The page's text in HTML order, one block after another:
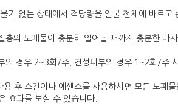
기 없는 상태에서 적당량을 얼굴 전체에 바르고
층의 노폐물이 충분히 일어날 때까지 충분한 마
의 경우 2~3회/주, 건성피부의 경우 1~2회/주
후 스킨이나 에센스를 사용하시면 모든 노폐
효과를 보실 수 있습니다.